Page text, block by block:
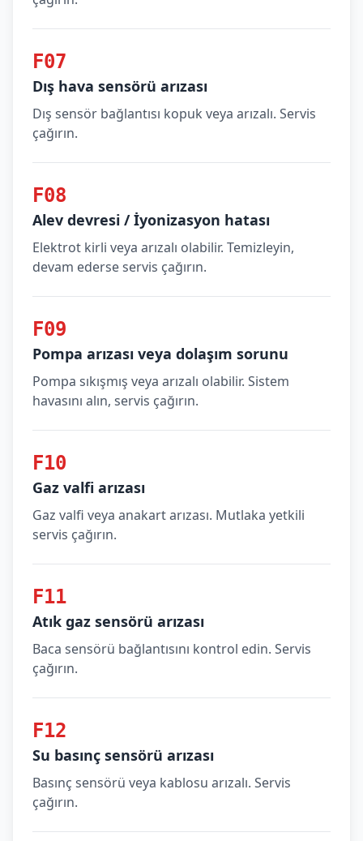
F07
Dış hava sensörü arızası
Dış sensör bağlantısı kopuk veya arızalı. Servis
çağırın.
F08
Alev devresi / İyonizasyon hatası
Elektrot kirli veya arızalı olabilir. Temizleyin,
devam ederse servis çağırın.
F09
Pompa arızası veya dolaşım sorunu
Pompa sıkışmış veya arızalı olabilir. Sistem
havasını alın, servis çağırın.
F10
Gaz valfi arızası
Gaz valfi veya anakart arızası. Mutlaka yetkili
servis çağırın.
F11
Atık gaz sensörü arızası
Baca sensörü bağlantısını kontrol edin. Servis
çağırın.
F12
Su basınç sensörü arızası
Basınç sensörü veya kablosu arızalı. Servis
çağırın.